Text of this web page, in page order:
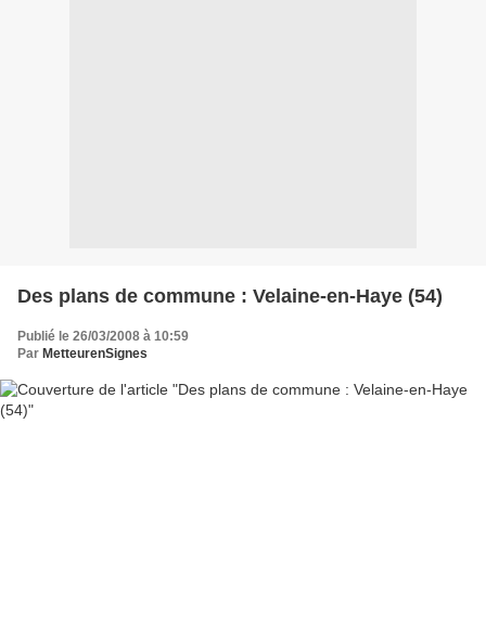
Des plans de commune : Velaine-en-Haye (54)
Publié le 26/03/2008 à 10:59
Par MetteurenSignes